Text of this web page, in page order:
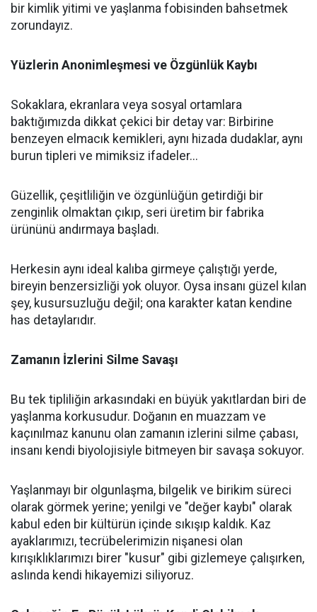
bir kimlik yitimi ve yaşlanma fobisinden bahsetmek
zorundayız.
Yüzlerin Anonimleşmesi ve Özgünlük Kaybı
Sokaklara, ekranlara veya sosyal ortamlara
baktığımızda dikkat çekici bir detay var: Birbirine
benzeyen elmacık kemikleri, aynı hizada dudaklar, aynı
burun tipleri ve mimiksiz ifadeler...
Güzellik, çeşitliliğin ve özgünlüğün getirdiği bir
zenginlik olmaktan çıkıp, seri üretim bir fabrika
ürününü andırmaya başladı.
Herkesin aynı ideal kalıba girmeye çalıştığı yerde,
bireyin benzersizliği yok oluyor. Oysa insanı güzel kılan
şey, kusursuzluğu değil; ona karakter katan kendine
has detaylarıdır.
Zamanın İzlerini Silme Savaşı
Bu tek tipliliğin arkasındaki en büyük yakıtlardan biri de
yaşlanma korkusudur. Doğanın en muazzam ve
kaçınılmaz kanunu olan zamanın izlerini silme çabası,
insanı kendi biyolojisiyle bitmeyen bir savaşa sokuyor.
Yaşlanmayı bir olgunlaşma, bilgelik ve birikim süreci
olarak görmek yerine; yenilgi ve "değer kaybı" olarak
kabul eden bir kültürün içinde sıkışıp kaldık. Kaz
ayaklarımızı, tecrübelerimizin nişanesi olan
kırışıklıklarımızı birer "kusur" gibi gizlemeye çalışırken,
aslında kendi hikayemizi siliyoruz.